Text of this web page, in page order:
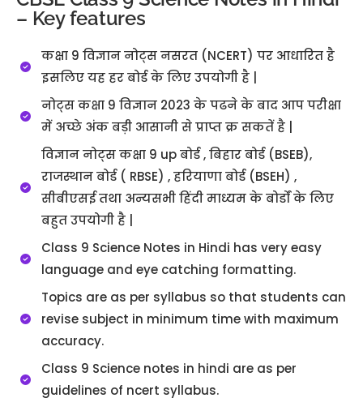
– Key features
कक्षा 9 विज्ञान नोट्स नसरत (NCERT) पर आधारित है
इसलिए यह हर बोर्ड के लिए उपयोगी है |
नोट्स कक्षा 9 विज्ञान 2023 के पढने के बाद आप परीक्षा
में अच्छे अंक बड़ी आसानी से प्राप्त क्र सकतें है |
विज्ञान नोट्स कक्षा 9 up बोर्ड , बिहार बोर्ड (BSEB),
राजस्थान बोर्ड ( RBSE) , हरियाणा बोर्ड (BSEH) ,
सीबीएसई तथा अन्यसभी हिंदी माध्यम के बोर्डों के लिए
बहुत उपयोगी है |
Class 9 Science Notes in Hindi has very easy
language and eye catching formatting.
Topics are as per syllabus so that students can
revise subject in minimum time with maximum
accuracy.
Class 9 Science notes in hindi are as per
guidelines of ncert syllabus.